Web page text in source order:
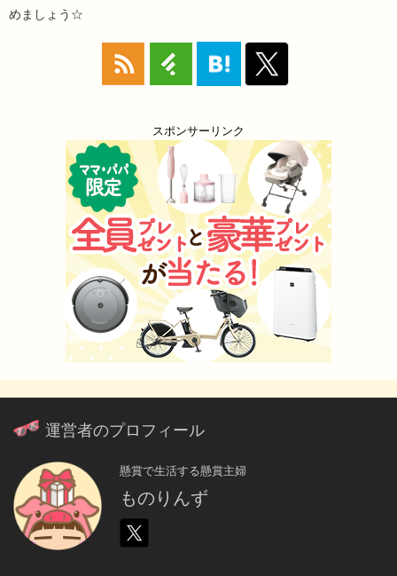
めましょう☆
スポンサーリンク
運営者のプロフィール
懸賞で生活する懸賞主婦
ものりんず